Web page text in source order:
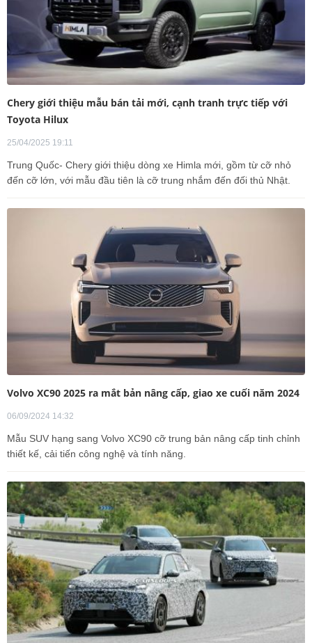
Chery giới thiệu mẫu bán tải mới, cạnh tranh trực tiếp với
Toyota Hilux
25/04/2025 19:11
Trung Quốc- Chery giới thiệu dòng xe Himla mới, gồm từ cỡ nhỏ
đến cỡ lớn, với mẫu đầu tiên là cỡ trung nhắm đến đối thủ Nhật.
Volvo XC90 2025 ra mắt bản nâng cấp, giao xe cuối năm 2024
06/09/2024 14:32
Mẫu SUV hạng sang Volvo XC90 cỡ trung bản nâng cấp tinh chỉnh
thiết kế, cải tiến công nghệ và tính năng.